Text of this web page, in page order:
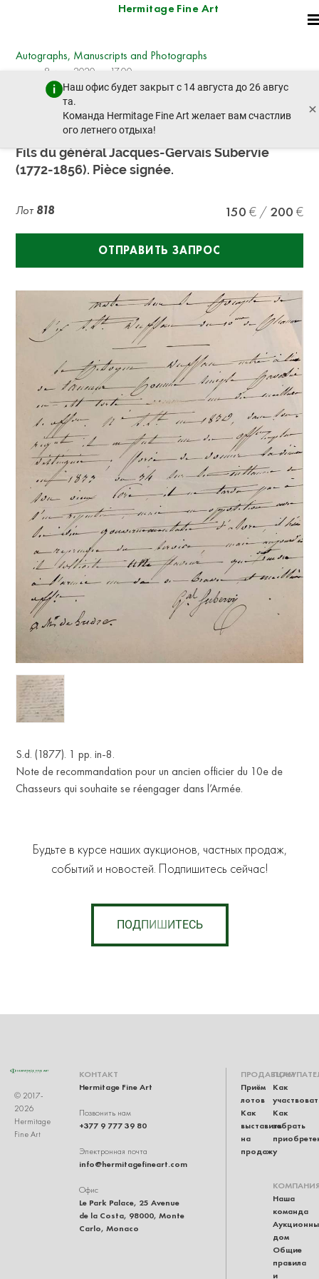
Hermitage Fine Art
Наш офис будет закрыт с 14 августа до 26 авгус
та.
Команда Hermitage Fine Art желает вам счастлив
ого летнего отдыха!
×
Autographs, Manuscripts and Photographs
среда, 8 июля 2020 г. - 17:00
пред. лот след. лот
GÉNÉRAL SUBERVIE.
Fils du général Jacques-Gervais Subervie
(1772-1856). Pièce signée.
Лот 818 150 200
ОТПРАВИТЬ ЗАПРОС
S.d. (1877). 1 pp. in-8.
Note de recommandation pour un ancien officier du 10e de
Chasseurs qui souhaite se réengager dans l’Armée.
Будьте в курсе наших аукционов, частных продаж,
событий и новостей. Подпишитесь сейчас!
ПОДПИШИТЕСЬ
© 2017-
2026
Hermitage
Fine Art
КОНТАКТ
Hermitage Fine Art
Позвонить нам
+377 9 777 39 80
Электронная почта
info@hermitagefineart.com
Офис
Le Park Palace, 25 Avenue
de la Costa, 98000, Monte
Carlo, Monaco
ПРОДАВЦАМ
Приём
лотов
Как
выставить
на
продажу
Как
Как
забрать
Наша
команда
дом
Общие
правила
и